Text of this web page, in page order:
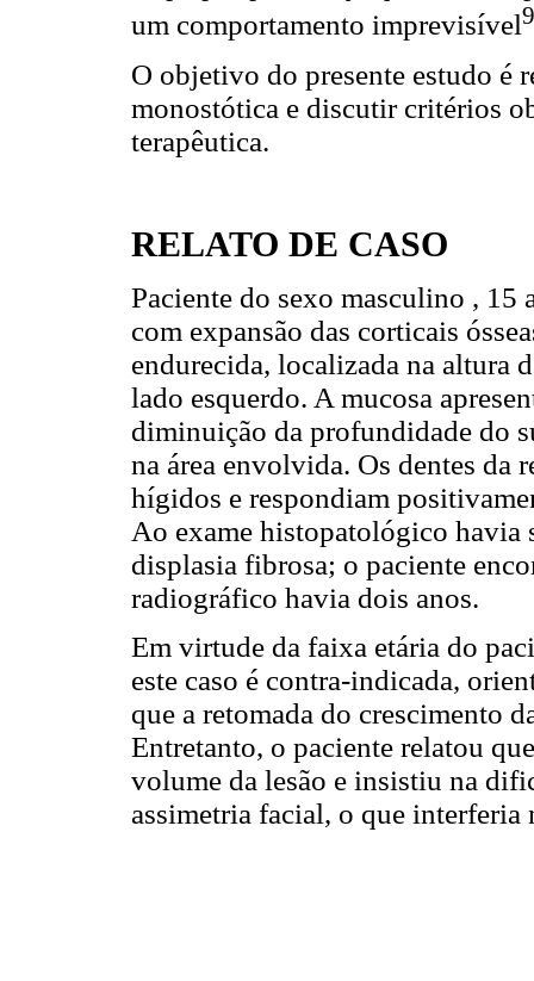
um comportamento imprevisível9
O objetivo do presente estudo é
monostótica e discutir critérios
terapêutica.
RELATO DE CASO
Paciente do sexo masculino , 15
com expansão das corticais
endurecida, localizada na altura
lado esquerdo. A mucosa
diminuição da profundidade do
na área envolvida. Os dentes da
hígidos e respondiam
Ao exame histopatológico havia
displasia fibrosa; o paciente
radiográfico havia dois anos.
Em virtude da faixa etária do
este caso é contra-indicada,
que a retomada do crescimento
Entretanto, o paciente relatou
volume da lesão e insistiu na
assimetria facial, o que interferia